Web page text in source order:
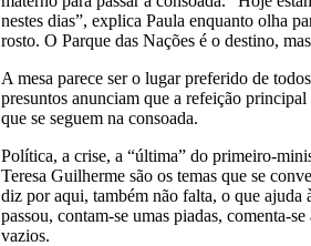
nestes dias”, explica Paula enquanto olha
rosto. O Parque das Nações é o destino,
A mesa parece ser o lugar preferido de
presuntos anunciam que a refeição
que se seguem na consoada.
Política, a crise, a “última” do primeiro-
Teresa Guilherme são os temas que se
diz por aqui, também não falta, o que ajuda
passou, contam-se umas piadas, comenta-
vazios.